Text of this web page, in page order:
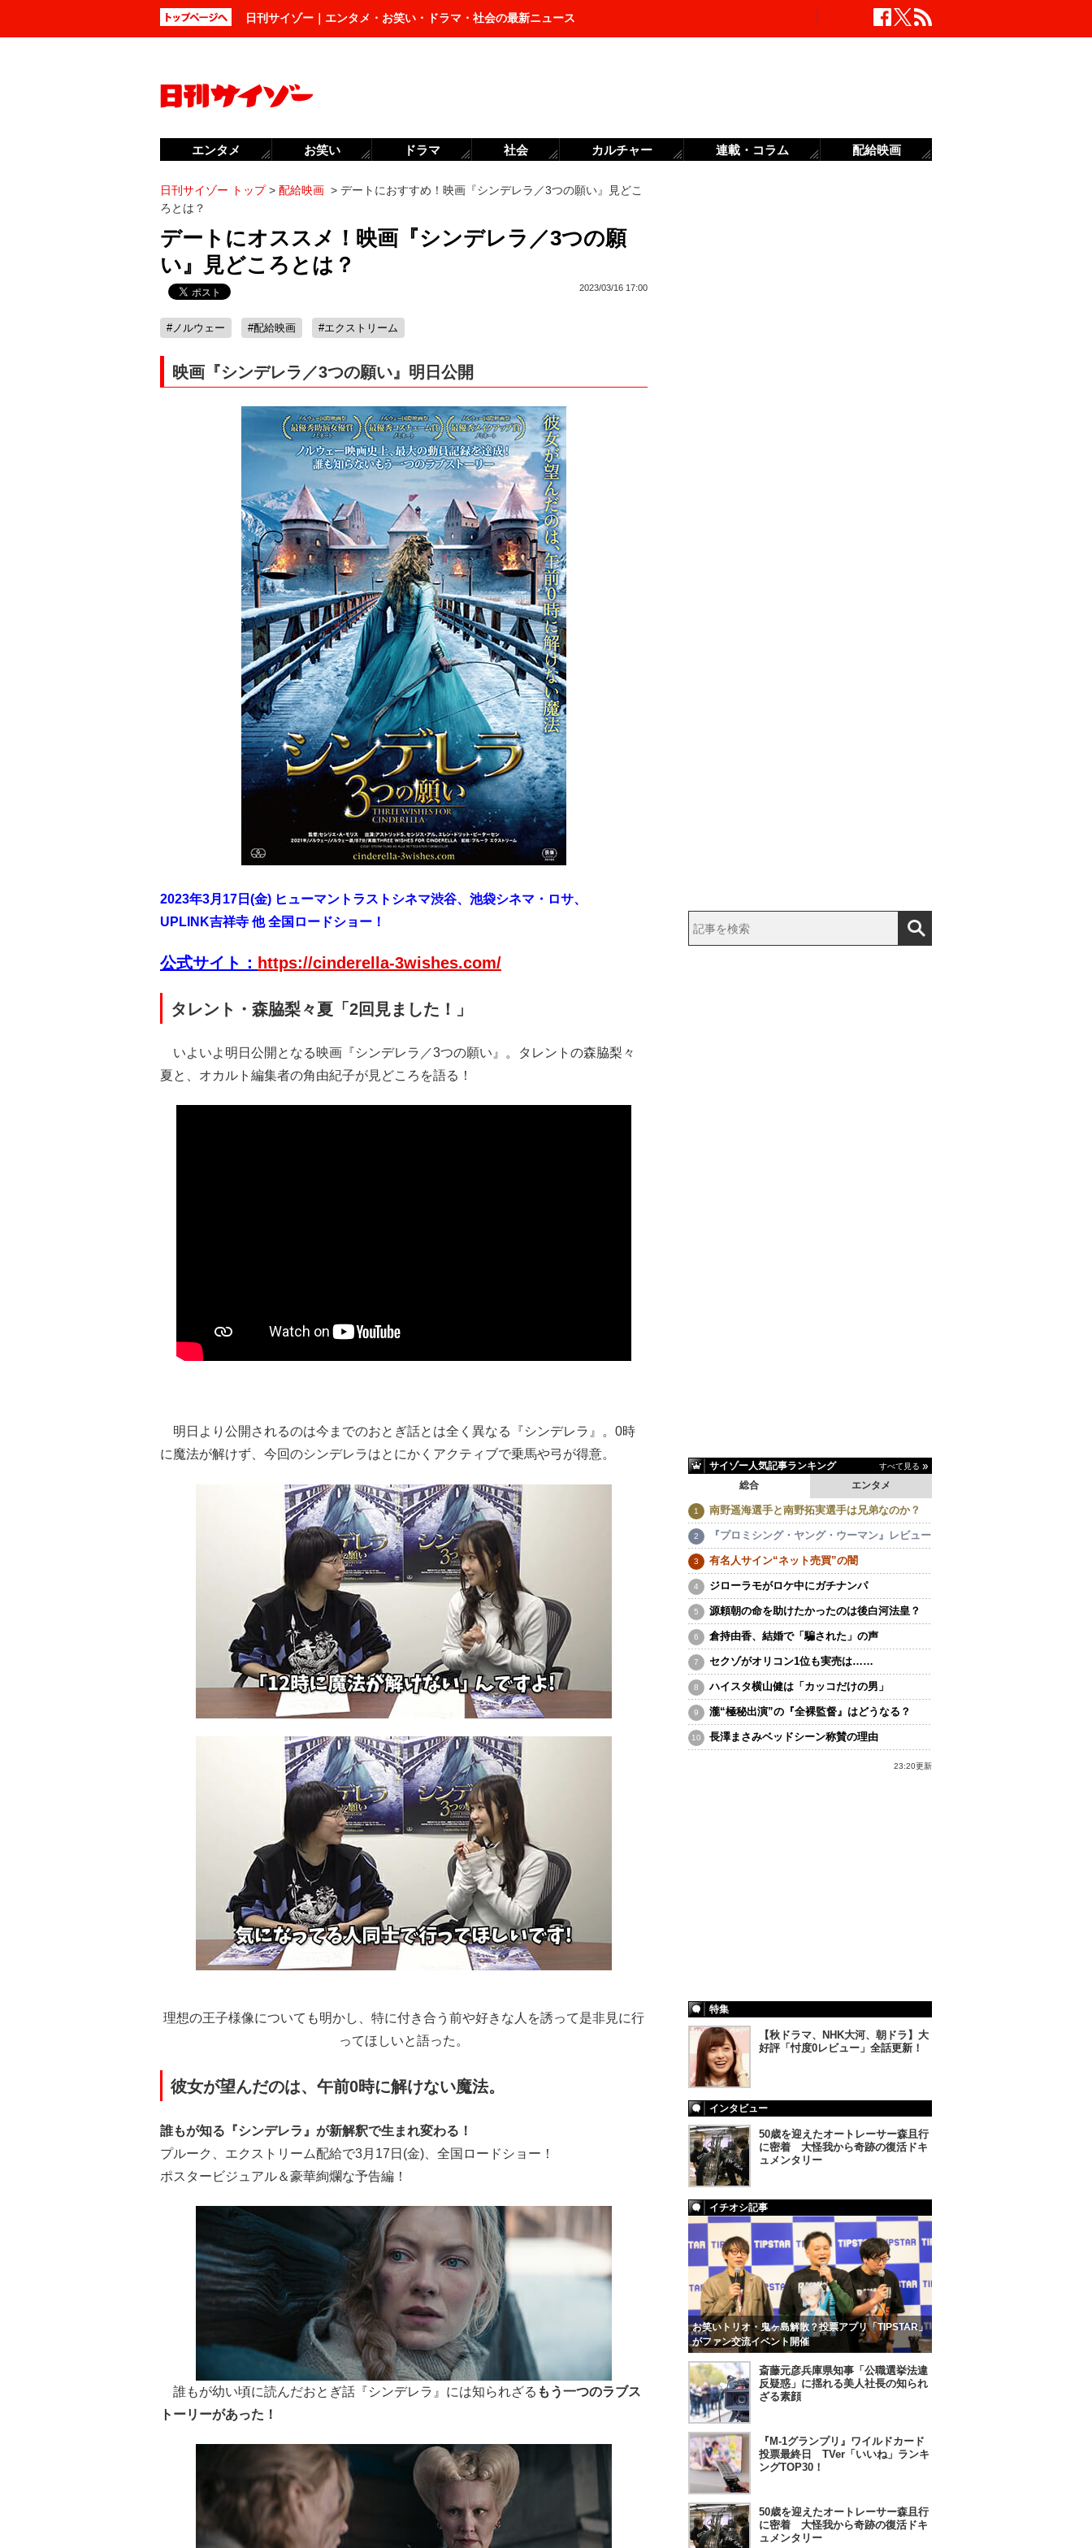
日刊サイゾー｜エンタメ・お笑い・ドラマ・社会の最新ニュース
日刊サイゾー トップ> 配給映画 > デートにおすすめ！映画『シンデレラ／3つの願い』見どこ
ろとは？
デートにオススメ！映画『シンデレラ／3つの願
い』見どころとは？
2023/03/16 17:00
#ノルウェー #配給映画 #エクストリーム
映画『シンデレラ／3つの願い』 明日公開
2023年3月17日(金) ヒューマントラストシネマ渋谷、 池袋シネマ・ロサ、
UPLINK吉祥寺 他 全国ロードショー！
公式サイト： https://cinderella-3wishes.com/
タレント・森脇梨々夏「2回見ました！」
いよいよ明日公開となる映画『シンデレラ／3つの願い』。タレントの森脇梨々
夏と、オカルト編集者の角由紀子が見どころを語る！
明日より公開されるのは今までのおとぎ話とは全く異なる『シンデレラ』。0時
に魔法が解けず、今回のシンデレラはとにかくアクティブで乗馬や弓が得意。
理想の王子様像についても明かし、特に付き合う前や好きな人を誘って是非見に行
ってほしいと語った。
彼女が望んだのは、午前0時に解けない魔法。
誰もが知る『シンデレラ』が新解釈で生まれ変わる！
プルーク、エクストリーム配給で3月17日(金)、全国ロードショー！
ポスタービジュアル＆豪華絢爛な予告編！
誰もが幼い頃に読んだおとぎ話『シンデレラ』には知られざる もう一つのラブス
トーリーがあった！
サイゾー人気記事ランキング すべて見る
エンタメ
総合
南野遥海選手と南野拓実選手は兄弟なのか？
『プロミシング・ヤング・ウーマン』レビュー
有名人サイン“ネット売買”の闇
ジローラモがロケ中にガチナンパ
源頼朝の命を助けたかったのは後白河法皇？
倉持由香、結婚で「騙された」の声
セクゾがオリコン1位も実売は……
ハイスタ横山健は「カッコだけの男」
瀧“極秘出演”の『全裸監督』はどうなる？
長澤まさみベッドシーン称賛の理由
23:20更新
特集
【秋ドラマ、NHK大河、朝ドラ】大
好評「忖度0レビュー」全話更新！
インタビュー
50歳を迎えたオートレーサー森且行
に密着 大怪我から奇跡の復活ドキ
ュメンタリー
イチオシ記事
お笑いトリオ・鬼ヶ島解散？投票アプリ「TIPSTAR」
がファン交流イベント開催
斎藤元彦兵庫県知事「公職選挙法違
反疑惑」に揺れる美人社長の知られ
ざる素顔
『M-1グランプリ』ワイルドカード
投票最終日 TVer「いいね」ランキ
ングTOP30！
50歳を迎えたオートレーサー森且行
に密着 大怪我から奇跡の復活ドキ
ュメンタリー
エンタメ お笑い ドラマ 社会 カルチャー 連載・コラム 配給映画